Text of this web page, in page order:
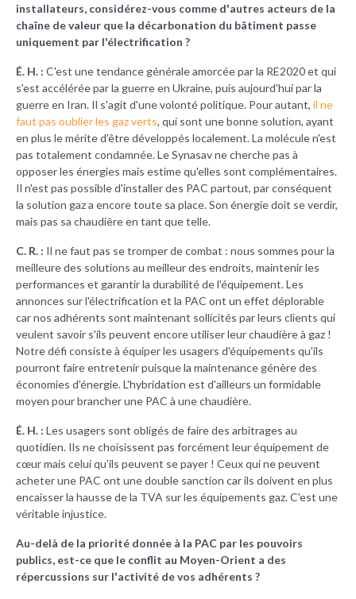
installateurs, considérez-vous comme d'autres acteurs de la
chaîne de valeur que la décarbonation du bâtiment passe
uniquement par l'électrification ?
É. H. : C'est une tendance générale amorcée par la RE2020 et qui
s'est accélérée par la guerre en Ukraine, puis aujourd'hui par la
guerre en Iran. Il s'agit d'une volonté politique. Pour autant, il ne
faut pas oublier les gaz verts, qui sont une bonne solution, ayant
en plus le mérite d'être développés localement. La molécule n'est
pas totalement condamnée. Le Synasav ne cherche pas à
opposer les énergies mais estime qu'elles sont complémentaires.
Il n'est pas possible d'installer des PAC partout, par conséquent
la solution gaz a encore toute sa place. Son énergie doit se verdir,
mais pas sa chaudière en tant que telle.
C. R. : Il ne faut pas se tromper de combat : nous sommes pour la
meilleure des solutions au meilleur des endroits, maintenir les
performances et garantir la durabilité de l'équipement. Les
annonces sur l'électrification et la PAC ont un effet déplorable
car nos adhérents sont maintenant sollicités par leurs clients qui
veulent savoir s'ils peuvent encore utiliser leur chaudière à gaz !
Notre défi consiste à équiper les usagers d'équipements qu'ils
pourront faire entretenir puisque la maintenance génère des
économies d'énergie. L'hybridation est d'ailleurs un formidable
moyen pour brancher une PAC à une chaudière.
É. H. : Les usagers sont obligés de faire des arbitrages au
quotidien. Ils ne choisissent pas forcément leur équipement de
cœur mais celui qu'ils peuvent se payer ! Ceux qui ne peuvent
acheter une PAC ont une double sanction car ils doivent en plus
encaisser la hausse de la TVA sur les équipements gaz. C'est une
véritable injustice.
Au-delà de la priorité donnée à la PAC par les pouvoirs
publics, est-ce que le conflit au Moyen-Orient a des
répercussions sur l'activité de vos adhérents ?